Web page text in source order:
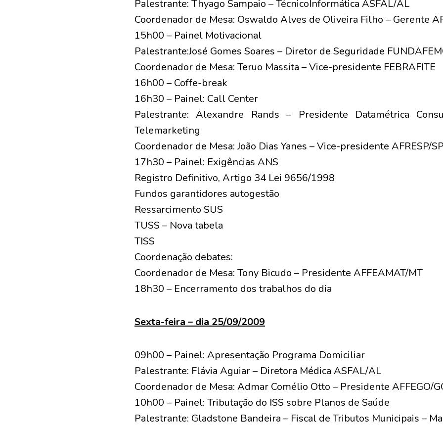
Palestrante: Thyago Sampaio – TécnicoInformática ASFAL/AL
Coordenador de Mesa: Oswaldo Alves de Oliveira Filho – Gerente
15h00 – Painel Motivacional
Palestrante:José Gomes Soares – Diretor de Seguridade
Coordenador de Mesa: Teruo Massita – Vice-presidente FEBRAFITE
16h00 – Coffe-break
16h30 – Painel: Call Center
Palestrante: Alexandre Rands – Presidente Datamétrica
Telemarketing
Coordenador de Mesa: João Dias Yanes – Vice-presidente AFRESP/
17h30 – Painel: Exigências ANS
Registro Definitivo, Artigo 34 Lei 9656/1998
Fundos garantidores autogestão
Ressarcimento SUS
TUSS – Nova tabela
TISS
Coordenação debates:
Coordenador de Mesa: Tony Bicudo – Presidente AFFEAMAT/MT
18h30 – Encerramento dos trabalhos do dia
Sexta-feira – dia 25/09/2009
09h00 – Painel: Apresentação Programa Domiciliar
Palestrante: Flávia Aguiar – Diretora Médica ASFAL/AL
Coordenador de Mesa: Admar Comélio Otto – Presidente AFFEGO/
10h00 – Painel: Tributação do ISS sobre Planos de Saúde
Palestrante: Gladstone Bandeira – Fiscal de Tributos Municipais –